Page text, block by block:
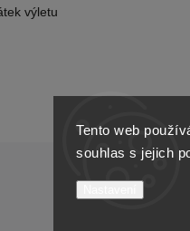
Tento web
souhlas s jejich